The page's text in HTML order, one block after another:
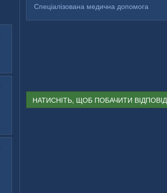
Спеціалізована медична допомога
НАТИСНІТЬ, ЩОБ ПОБАЧИТИ